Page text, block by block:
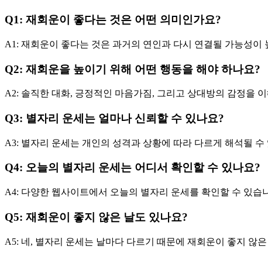
Q1: 재회운이 좋다는 것은 어떤 의미인가요?
A1: 재회운이 좋다는 것은 과거의 연인과 다시 연결될 가능성
Q2: 재회운을 높이기 위해 어떤 행동을 해야 하나요?
A2: 솔직한 대화, 긍정적인 마음가짐, 그리고 상대방의 감정을
Q3: 별자리 운세는 얼마나 신뢰할 수 있나요?
A3: 별자리 운세는 개인의 성격과 상황에 따라 다르게 해석될
Q4: 오늘의 별자리 운세는 어디서 확인할 수 있나요?
A4: 다양한 웹사이트에서 오늘의 별자리 운세를 확인할 수 있습
Q5: 재회운이 좋지 않은 날도 있나요?
A5: 네, 별자리 운세는 날마다 다르기 때문에 재회운이 좋지 않